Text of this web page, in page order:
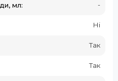
мл: -
Ні
Так
Так